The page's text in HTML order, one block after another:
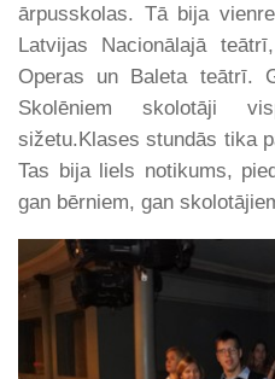
ārpusskolas. Tā bija
Latvijas Nacionālajā
Operas un Baleta teātrī.
Skolēniem skolotāji
sižetu.Klases stundās tika
Tas bija liels notikums,
gan bērniem, gan